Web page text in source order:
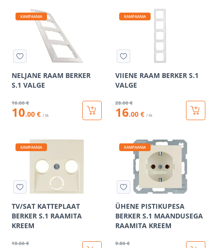
KAMPAANIA
NELJANE RAAM BERKER
S.1 VALGE
16.66 €
10.00 € / tk
KAMPAANIA
VIIENE RAAM BERKER S.1
VALGE
26.66 €
16.00 € / tk
KAMPAANIA
TV/SAT KATTEPLAAT
BERKER S.1 RAAMITA
KREEM
10.66 €
KAMPAANIA
ÜHENE PISTIKUPESA
BERKER S.1 MAANDUSEGA
RAAMITA KREEM
9.86 €